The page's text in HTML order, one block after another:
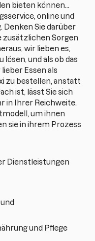
bieten können...
online und
Sie darüber
zusätzlichen Sorgen
wir lieben es,
und als ob das
Essen als
zu bestellen, anstatt
ist, lässt Sie sich
in Ihrer Reichweite.
um ihnen
sie in ihrem Prozess
Dienstleistungen
und Pflege